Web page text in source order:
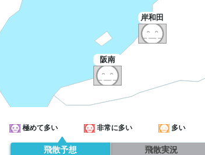
阪南
岸和田
極めて多い 非常に多い 多い
飛散予想 飛散実況